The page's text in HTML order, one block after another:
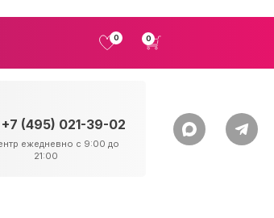
0 0
+7 (495) 021-39-02
ежедневно с 9:00 до
21:00